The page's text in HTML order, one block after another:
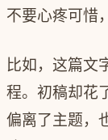
不要心疼可惜
比如，这篇文
程。初稿却花
偏离了主题，